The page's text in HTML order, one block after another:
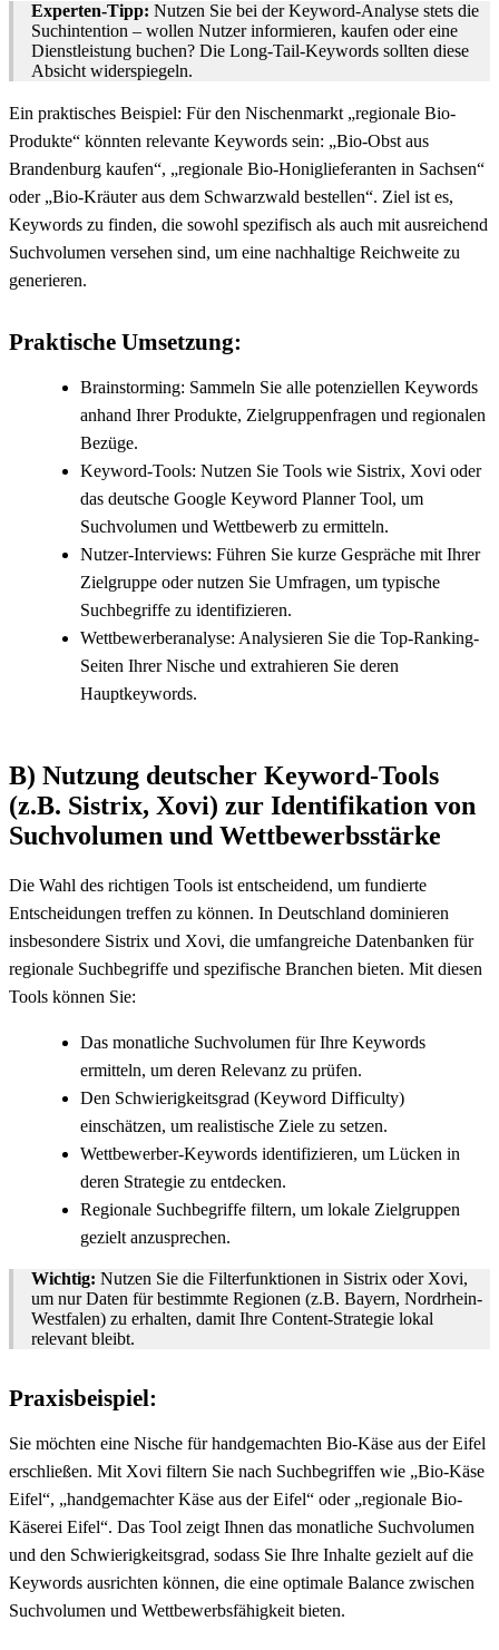
Experten-Tipp: Nutzen Sie bei der Keyword-Analyse stets die
Suchintention – wollen Nutzer informieren, kaufen oder eine
Dienstleistung buchen? Die Long-Tail-Keywords sollten diese
Absicht widerspiegeln.
Ein praktisches Beispiel: Für den Nischenmarkt „regionale Bio-
Produkte“ könnten relevante Keywords sein: „Bio-Obst aus
Brandenburg kaufen“, „regionale Bio-Honiglieferanten in Sachsen“
oder „Bio-Kräuter aus dem Schwarzwald bestellen“. Ziel ist es,
Keywords zu finden, die sowohl spezifisch als auch mit ausreichend
Suchvolumen versehen sind, um eine nachhaltige Reichweite zu
generieren.
Praktische Umsetzung:
Brainstorming: Sammeln Sie alle potenziellen Keywords
anhand Ihrer Produkte, Zielgruppenfragen und regionalen
Bezüge.
Keyword-Tools: Nutzen Sie Tools wie Sistrix, Xovi oder
das deutsche Google Keyword Planner Tool, um
Suchvolumen und Wettbewerb zu ermitteln.
Nutzer-Interviews: Führen Sie kurze Gespräche mit Ihrer
Zielgruppe oder nutzen Sie Umfragen, um typische
Suchbegriffe zu identifizieren.
Wettbewerberanalyse: Analysieren Sie die Top-Ranking-
Seiten Ihrer Nische und extrahieren Sie deren
Hauptkeywords.
B) Nutzung deutscher Keyword-Tools
(z.B. Sistrix, Xovi) zur Identifikation von
Suchvolumen und Wettbewerbsstärke
Die Wahl des richtigen Tools ist entscheidend, um fundierte
Entscheidungen treffen zu können. In Deutschland dominieren
insbesondere Sistrix und Xovi, die umfangreiche Datenbanken für
regionale Suchbegriffe und spezifische Branchen bieten. Mit diesen
Tools können Sie:
Das monatliche Suchvolumen für Ihre Keywords
ermitteln, um deren Relevanz zu prüfen.
Den Schwierigkeitsgrad (Keyword Difficulty)
einschätzen, um realistische Ziele zu setzen.
Wettbewerber-Keywords identifizieren, um Lücken in
deren Strategie zu entdecken.
Regionale Suchbegriffe filtern, um lokale Zielgruppen
gezielt anzusprechen.
Wichtig: Nutzen Sie die Filterfunktionen in Sistrix oder Xovi,
um nur Daten für bestimmte Regionen (z.B. Bayern, Nordrhein-
Westfalen) zu erhalten, damit Ihre Content-Strategie lokal
relevant bleibt.
Praxisbeispiel:
Sie möchten eine Nische für handgemachten Bio-Käse aus der Eifel
erschließen. Mit Xovi filtern Sie nach Suchbegriffen wie „Bio-Käse
Eifel“, „handgemachter Käse aus der Eifel“ oder „regionale Bio-
Käserei Eifel“. Das Tool zeigt Ihnen das monatliche Suchvolumen
und den Schwierigkeitsgrad, sodass Sie Ihre Inhalte gezielt auf die
Keywords ausrichten können, die eine optimale Balance zwischen
Suchvolumen und Wettbewerbsfähigkeit bieten.